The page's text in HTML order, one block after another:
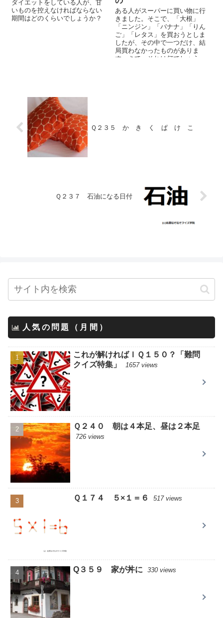
ダイエットをしている人が、甘
いものを控えなければならない
期間はどのくらいでしょうか？
ある人がスーパーに買い物に行
きました。そこで、「大根」
「ニンジン」「バナナ」「りん
ご」「レタス」を買おうとしま
したが、その中で一つだけ、結
局買わなかったものがありま
す。さて、それは何でしょう
Ｑ２３５ か き く ぱ け こ
Ｑ２３７ 石油になる日付
人気の問題（月間）
これが解ければＩＱ１５０？「難問
クイズ特集」
1657 views
Ｑ２４０ 朝は４本足、昼は２本足
726 views
Ｑ１７４ ５×１＝６ 517 views
Q３５９ 家が丼に 330 views